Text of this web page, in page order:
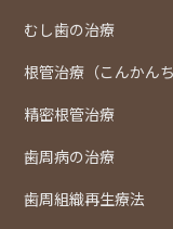
むし歯の治療
根管治療（こんかんち
精密根管治療
歯周病の治療
歯周組織再生療法